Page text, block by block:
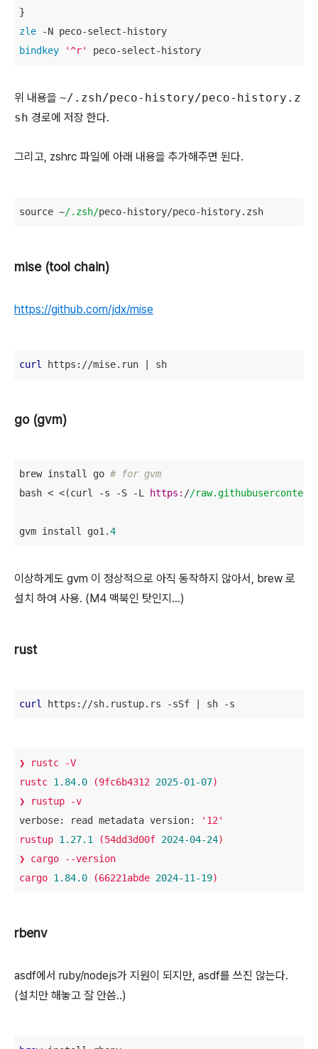
zle
bindkey
'^r' peco-select-history
위 내용을 ~/.zsh/peco-history/peco-history.z
sh 경로에 저장 한다.
그리고, zshrc 파일에 아래 내용을 추가해주면 된다.
source ~/.zsh/peco-history/peco-history.zsh
mise (tool chain)
https://github.com/jdx/mise
curl https://mise.run | sh
go (gvm)
brew install go # for gvm
bash < <(curl -s -S -L
https: //
gvm install go1.4
이상하게도 gvm 이 정상적으로 아직 동작하지 않아서, brew 로
설치 하여 사용. (M4 맥북인 탓인지...)
rust
curl https://sh.rustup.rs -sSf | sh -s
❯ rustc
-V
rustc 1.84.0 (9fc6b4312 2025-01-07)
❯
rustup
-v
verbose: read metadata version:
'12'
rustup 1.27.1 (54dd3d00f 2024-04-24)
❯
cargo
--version
cargo 1.84.0 (66221abde 2024-11-19)
rbenv
asdf에서 ruby/nodejs가 지원이 되지만, asdf를 쓰진 않는다.
(설치만 해놓고 잘 안씀..)